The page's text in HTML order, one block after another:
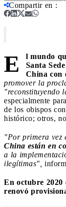
Compartir en :
E
l mundo
Santa
China con
promover la
"reconstituyendo
especialmente
de los obispos
histórico; otros,
"Por primera vez
China están en
a la
ilegítimas",
En octubre 2020
renovó